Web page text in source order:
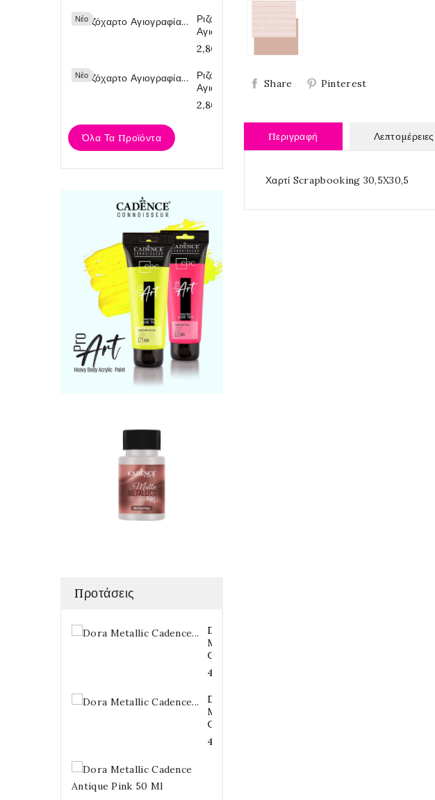
Νέο
Ριζόχαρτο
Αγιογραφία...
2,80 €
Νέο
Ριζόχαρτο
Αγιογραφία...
2,80 €
Όλα Τα Προϊόντα
Προτάσεις
Dora
Metallic
Cadence...
4,20 €
Dora
Metallic
Cadence...
4,20 €
Share Pinterest
Περιγραφή
Χαρτί Scrapbooking 30,5X30,5